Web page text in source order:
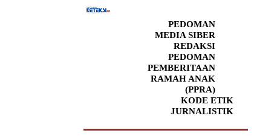
PEDOMAN
MEDIA SIBER
REDAKSI
PEDOMAN
PEMBERITAAN
RAMAH ANAK
(PPRA)
KODE ETIK
JURNALISTIK